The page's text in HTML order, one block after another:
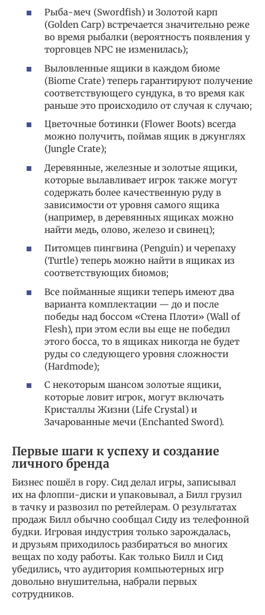
Рыба-меч (Swordfish) и Золотой карп
(Golden Carp) встречается значительно реже
во время рыбалки (вероятность появления у
торговцев NPC не изменилась);
Выловленные ящики в каждом биоме
(Biome Crate) теперь гарантируют получение
соответствующего сундука, в то время как
раньше это происходило от случая к случаю;
Цветочные ботинки (Flower Boots) всегда
можно получить, поймав ящик в джунглях
(Jungle Crate);
Деревянные, железные и золотые ящики,
которые вылавливает игрок также могут
содержать более качественную руду в
зависимости от уровня самого ящика
(например, в деревянных ящиках можно
найти медь, олово, железо и свинец);
Питомцев пингвина (Penguin) и черепаху
(Turtle) теперь можно найти в ящиках из
соответствующих биомов;
Все пойманные ящики теперь имеют два
варианта комплектации — до и после
победы над боссом «Стена Плоти» (Wall of
Flesh), при этом если вы еще не победил
этого босса, то в ящиках никогда не будет
руды со следующего уровня сложности
(Hardmode);
С некоторым шансом золотые ящики,
которые ловит игрок, могут включать
Кристаллы Жизни (Life Crystal) и
Зачарованные мечи (Enchanted Sword).
Первые шаги к успеху и создание
личного бренда
Бизнес пошёл в гору. Сид делал игры, записывал
их на флоппи-диски и упаковывал, а Билл грузил
в тачку и развозил по ретейлерам. О результатах
продаж Билл обычно сообщал Сиду из телефонной
будки. Игровая индустрия только зарождалась,
и друзьям приходилось разбираться во многих
вещах по ходу работы. Как только Билл и Сид
убедились, что аудитория компьютерных игр
довольно внушительна, набрали первых
сотрудников.